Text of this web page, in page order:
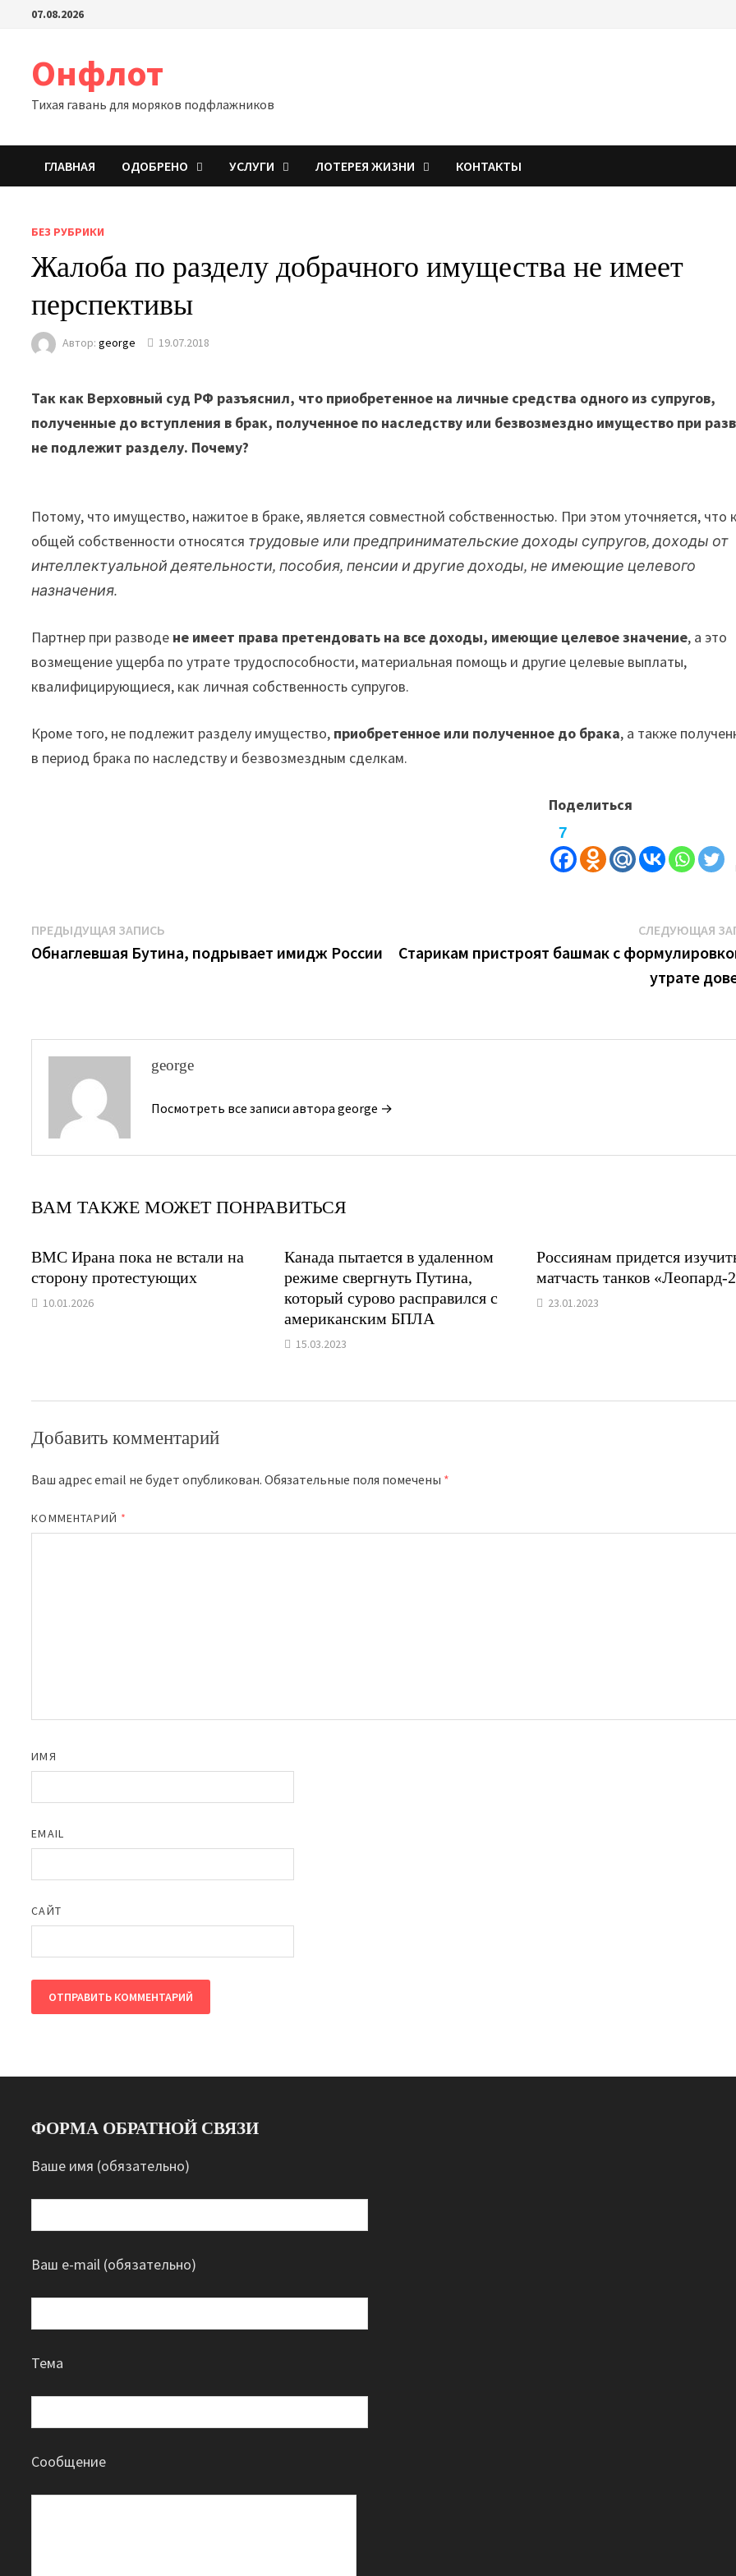
Перейти07.08.2026
Онфлот
Тихая гавань для моряков подфлажников
ГЛАВНАЯ ОДОБРЕНО УСЛУГИ ЛОТЕРЕЯ ЖИЗНИ КОНТАКТЫ
БЕЗ РУБРИКИ
Жалоба по разделу добрачного имущества не имеет
перспективы
Автор:george 19.07.2018
Так как Верховный суд РФ разъяснил, что приобретенное на личные средства одного из супругов,
полученные до вступления в брак, полученное по наследству или безвозмездно имущество при
не подлежит разделу. Почему?
Потому, что имущество, нажитое в браке, является совместной собственностью. При этом уточняется, что
общей собственности относятся трудовые или предпринимательские доходы супругов, доходы от
интеллектуальной деятельности, пособия, пенсии и другие доходы, не имеющие целевого
назначения.
Партнер при разводе не имеет права претендовать на все доходы, имеющие целевое значение, а это
возмещение ущерба по утрате трудоспособности, материальная помощь и другие целевые выплаты,
квалифицирующиеся, как личная собственность супругов.
Кроме того, не подлежит разделу имущество, приобретенное или полученное до брака, а также
в период брака по наследству и безвозмездным сделкам.
Поделиться
7
Навигация
по
ПРЕДЫДУЩАЯ ЗАПИСЬ
запись:
Обнаглевшая Бутина, подрывает имидж России
СЛЕДУЮЩАЯ
Старикам пристроят башмак с
утрате
george
Посмотреть все записи автора george →
ВАМ ТАКЖЕ МОЖЕТ ПОНРАВИТЬСЯ
ВМС Ирана пока не встали на
сторону протестующих
10.01.2026
Канада пытается в удаленном
режиме свергнуть Путина,
который сурово расправился с
американским БПЛА
15.03.2023
Россиянам придется
матчасть танков «Леопард-
23.01.2023
Добавить комментарий
Ваш адрес email не будет опубликован. Обязательные поля помечены *
КОММЕНТАРИЙ *
ИМЯ
EMAIL
САЙТ
ФОРМА ОБРАТНОЙ СВЯЗИ
Ваше имя (обязательно)
Ваш e-mail (обязательно)
Тема
Сообщение